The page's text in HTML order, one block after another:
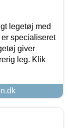
legetøj med
specialiseret
giver
leg. Klik